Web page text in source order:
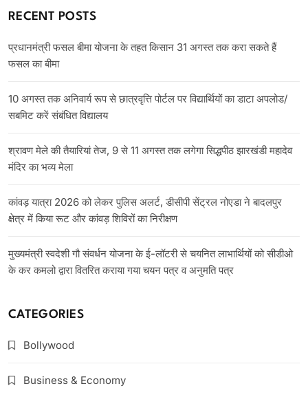
RECENT POSTS
प्रधानमंत्री फसल बीमा योजना के तहत किसान 31 अगस्त तक करा सकते हैं
फसल का बीमा
10 अगस्त तक अनिवार्य रूप से छात्रवृत्ति पोर्टल पर विद्यार्थियों का डाटा अपलोड/
सबमिट करें संबंधित विद्यालय
श्रावण मेले की तैयारियां तेज, 9 से 11 अगस्त तक लगेगा सिद्धपीठ झारखंडी महादेव
मंदिर का भव्य मेला
कांवड़ यात्रा 2026 को लेकर पुलिस अलर्ट, डीसीपी सेंट्रल नोएडा ने बादलपुर
क्षेत्र में किया रूट और कांवड़ शिविरों का निरीक्षण
मुख्यमंत्री स्वदेशी गौ संवर्धन योजना के ई-लॉटरी से चयनित लाभार्थियों को सीडीओ
के कर कमलो द्वारा वितरित कराया गया चयन पत्र व अनुमति पत्र
CATEGORIES
Bollywood
Business & Economy